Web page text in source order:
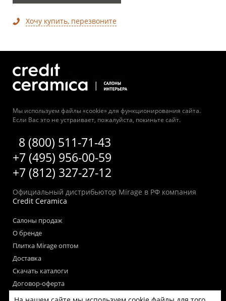
Хочу купить, перезвоните
Мы используем файлы «cookie» для функционирования сайта.
Если Вас это не устраивает, пожалуйста, покиньте сайт.
8 (800) 511-71-43
+7 (495) 956-00-59
+7 (812) 327-27-12
Официальный дистрибьютор Mirage в РФ компания
Credit Ceramica
Салоны продаж
О бренде
Плитка Mirage оптом
Доставка
Скачать каталоги
Договор-оферта
Пользовательское соглашение